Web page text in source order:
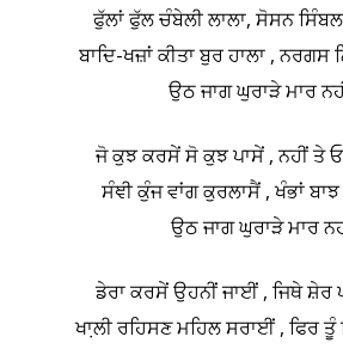
ਫੁੱਲਾਂ ਫੁੱਲ ਚੰਬੇਲੀ ਲਾਲਾ, ਸੋਸਨ ਸਿੰਬਲ
ਬਾਦਿ-ਖਜ਼ਾਂ ਕੀਤਾ ਬੁਰ ਹਾਲਾ , ਨਰਗਸ
ਉਠ ਜਾਗ ਘੁਰਾੜੇ ਮਾਰ
ਜੋ ਕੁਝ ਕਰਸੇਂ ਸੋ ਕੁਝ ਪਾਸੇਂ , ਨਹੀਂ ਤੇ
ਸੰਞੀ ਕੁੰਜ ਵਾਂਗ ਕੁਰਲਾਸੈਂ , ਖੰਭਾਂ
ਉਠ ਜਾਗ ਘੁਰਾੜੇ ਮਾਰ
ਡੇਰਾ ਕਰਸੇਂ ਉਹਨੀਂ ਜਾਈਂ , ਜਿਥੇ
ਖਾ਼ਲੀ ਰਹਿਸਣ ਮਹਿਲ ਸਰਾਈਂ , ਫਿਰ ਤੂੰ